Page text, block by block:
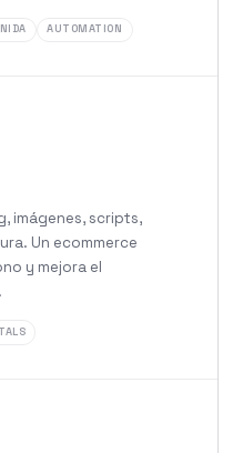
AUTOMATION
imágenes, scripts,
Un ecommerce
y mejora el